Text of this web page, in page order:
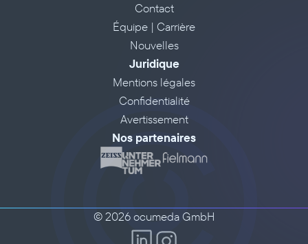
Contact
Équipe | Carrière
Nouvelles
Juridique
Mentions légales
Confidentialité
Avertissement
Nos partenaires
© 2026 ocumeda GmbH